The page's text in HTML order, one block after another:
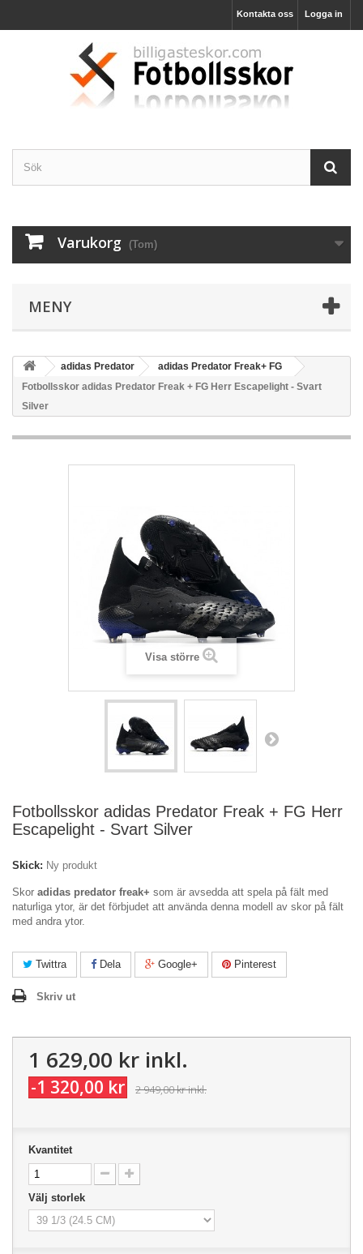
Logga in
Kontakta oss
Varukorg (Tom)
MENY
adidas Predator
adidas Predator Freak+ FG
Fotbollsskor adidas Predator Freak + FG Herr Escapelight - Svart
Silver
Visa större
Fotbollsskor adidas Predator Freak + FG Herr
Escapelight - Svart Silver
Skick: Ny produkt
Skor adidas predator freak+ som är avsedda att spela på fält med
naturliga ytor, är det förbjudet att använda denna modell av skor på fält
med andra ytor.
Twittra Dela Google+ Pinterest
Skriv ut
1 629,00 kr inkl.
-1 320,00 kr 2 949,00 krinkl.
Kvantitet
Välj storlek